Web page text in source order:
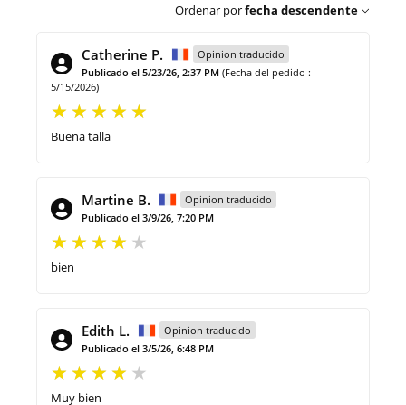
Ordenar porfecha descendente
Catherine P.
Opinion traducido
Publicado el 5/23/26, 2:37 PM (Fecha del pedido :
5/15/2026)
Buena talla
Martine B.
Opinion traducido
Publicado el 3/9/26, 7:20 PM
bien
Edith L.
Opinion traducido
Publicado el 3/5/26, 6:48 PM
Muy bien